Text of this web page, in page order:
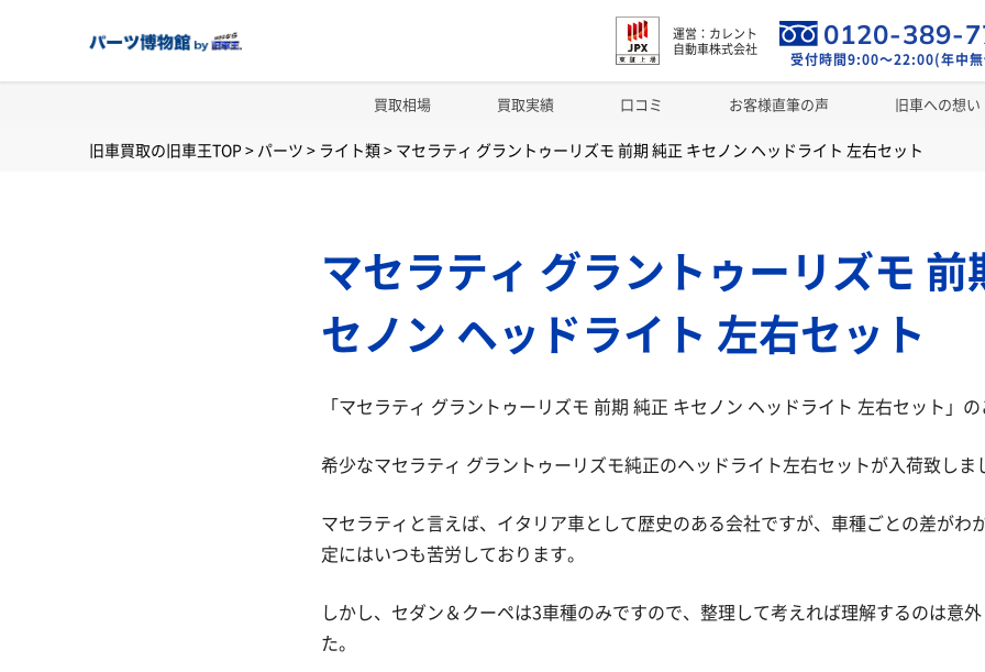
運営：カレント
自動車株式会社
0120-389-
受付時間9:00～22:00(年中
買取相場 買取実績 口コミ お客様直筆の声 旧車への想い
旧車買取の旧車王TOP > パーツ > ライト類> マセラティ グラントゥーリズモ 前期 純正 キセノン ヘッドライト 左右セット
マセラティ グラントゥーリズモ 前
セノン ヘッドライト 左右セット
「マセラティ グラントゥーリズモ 前期 純正 キセノン ヘッドライト 左右セット」
希少なマセラティ グラントゥーリズモ純正のヘッドライト左右セットが入荷致しま
マセラティと言えば、イタリア車として歴史のある会社ですが、車種ごとの差がわ
定にはいつも苦労しております。
しかし、セダン＆クーペは3車種のみですので、整理して考えれば理解するのは意
た。